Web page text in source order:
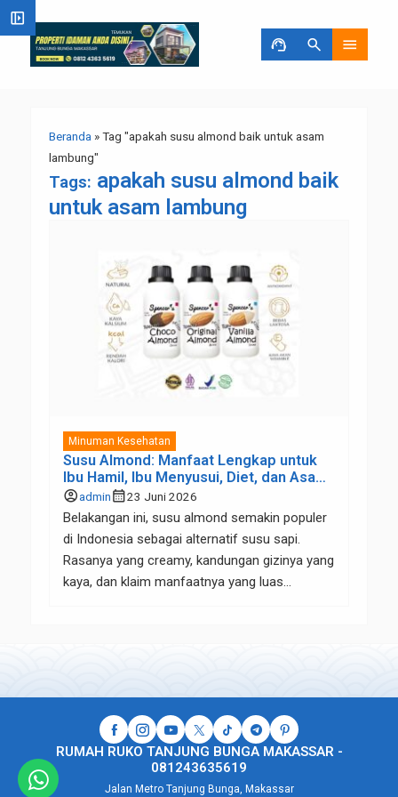
support_agent search menu
Beranda »Tag "apakah susu almond baik untuk asam
lambung"
Tags: apakah susu almond baik
untuk asam lambung
Minuman Kesehatan
Susu Almond: Manfaat Lengkap untuk
Ibu Hamil, Ibu Menyusui, Diet, dan Asam
Lambung
account_circleadmincalendar_month23 Juni 2026
Belakangan ini, susu almond semakin populer
di Indonesia sebagai alternatif susu sapi.
Rasanya yang creamy, kandungan gizinya yang
kaya, dan klaim manfaatnya yang luas
left_panel_open
RUMAH RUKO TANJUNG BUNGA MAKASSAR -
081243635619
Jalan Metro Tanjung Bunga, Makassar